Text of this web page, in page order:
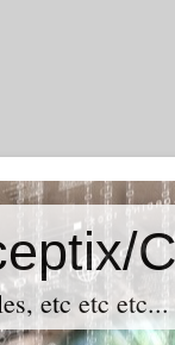
etc etc